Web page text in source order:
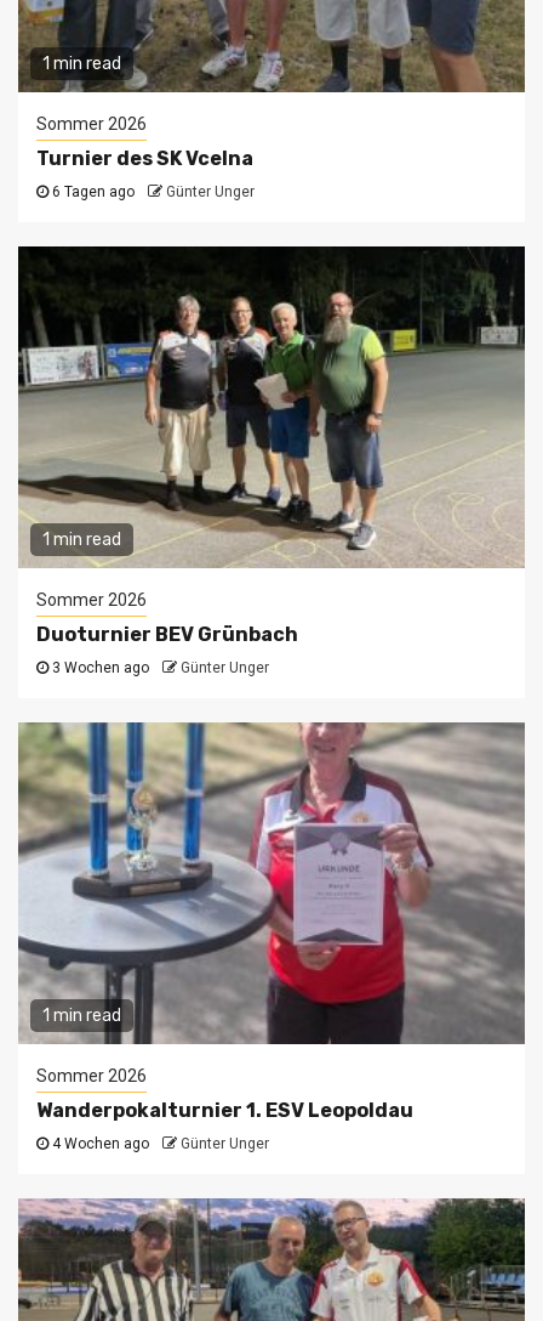
1 min read
Sommer 2026
Turnier des SK Vcelna
6 Tagen ago Günter Unger
1 min read
Sommer 2026
Duoturnier BEV Grünbach
3 Wochen ago Günter Unger
1 min read
Sommer 2026
Wanderpokalturnier 1. ESV Leopoldau
4 Wochen ago Günter Unger